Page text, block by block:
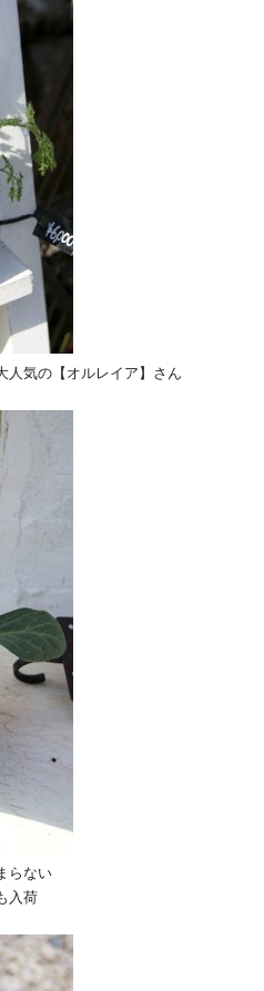
人気の【オルレイア】さん
らない
入荷